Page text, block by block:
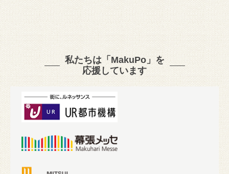
私たちは「MakuPo」を
応援しています